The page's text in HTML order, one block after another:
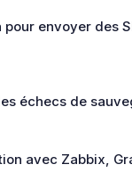
envoyer des
échecs de
avec Zabbix,